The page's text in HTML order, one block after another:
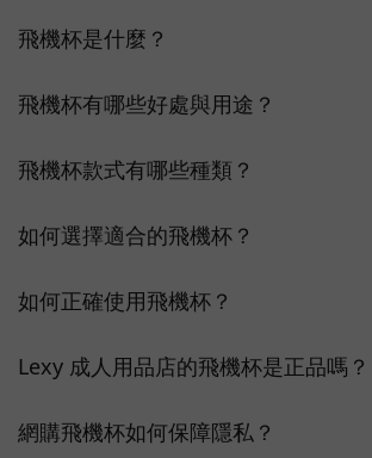
飛機杯是什麼？
飛機杯有哪些好處與用途？
飛機杯款式有哪些種類？
如何選擇適合的飛機杯？
如何正確使用飛機杯？
Lexy 成人用品店的飛機杯是正品嗎？
網購飛機杯如何保障隱私？